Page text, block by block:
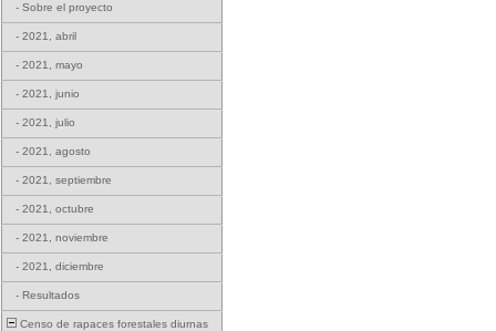
- Sobre el proyecto
- 2021, abril
- 2021, mayo
- 2021, junio
- 2021, julio
- 2021, agosto
- 2021, septiembre
- 2021, octubre
- 2021, noviembre
- 2021, diciembre
- Resultados
Censo de rapaces forestales diurnas